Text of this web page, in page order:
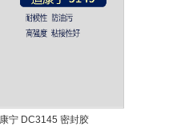
宁 DC3145 密封胶